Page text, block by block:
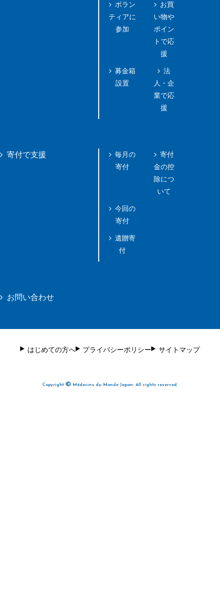
ボラン
ティアに
参加
募金箱
設置
お買
い物や
ポイン
トで応
援
法
人・企
業で応
援
寄付で支援
毎月の
寄付
今回の
寄付
遺贈寄
付
寄付
金の控
除につ
いて
お問い合わせ
はじめての方へ プライバシーポリシー サイトマップ
Copyright © Médecins du Monde Japan. All rights reserved.